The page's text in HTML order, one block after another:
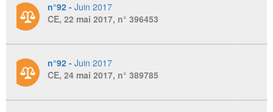
n°92 - Juin 2017
CE, 22 mai 2017, n° 396453
n°92 - Juin 2017
CE, 24 mai 2017, n° 389785